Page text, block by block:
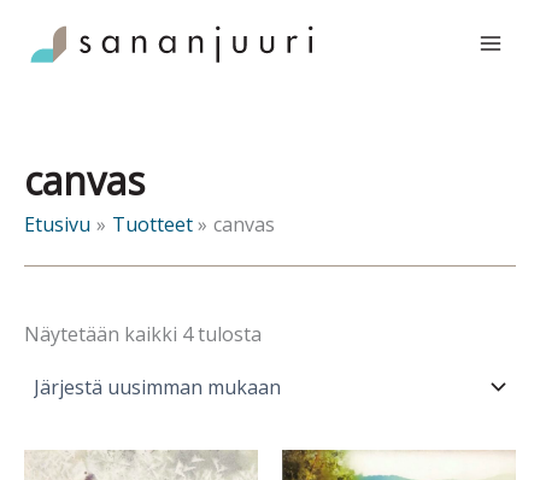
sisältöön
canvas
Etusivu Tuotteet canvas
Näytetään kaikki 4 tulosta